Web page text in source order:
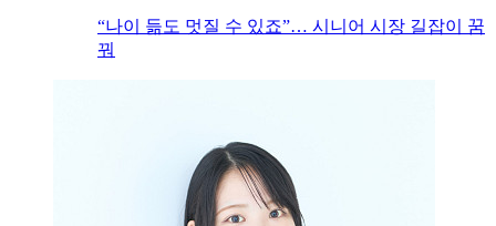
“나이 듦도 멋질 수 있죠”… 시니어 시장 길잡이 꿈
꿔